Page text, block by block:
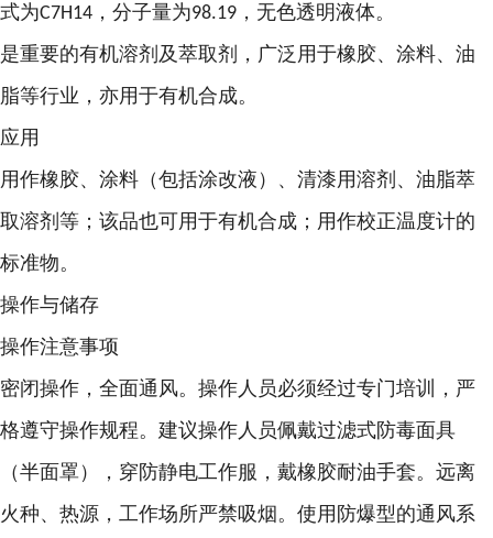
式为C7H14 ，分子量为98.19 ，无色透明液体。
是重要的有机溶剂及萃取剂，广泛用于橡胶、涂料、油
脂等行业，亦用于有机合成。
应用
用作橡胶、涂料（包括涂改液）、清漆用溶剂、油脂萃
取溶剂等；该品也可用于有机合成；用作校正温度计的
标准物。
操作与储存
操作注意事项
密闭操作，全面通风。操作人员必须经过专门培训，严
格遵守操作规程。建议操作人员佩戴过滤式防毒面具
（半面罩），穿防静电工作服，戴橡胶耐油手套。远离
火种、热源，工作场所严禁吸烟。使用防爆型的通风系